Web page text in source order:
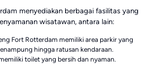
menyediakan berbagai fasilitas yang
wisatawan, antara lain:
Fort Rotterdam memiliki area parkir yang
hingga ratusan kendaraan.
toilet yang bersih dan nyaman.